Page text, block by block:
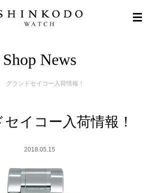
Shop News
グランドセイコー入荷情報！
イコー入荷情報！
2018.05.15